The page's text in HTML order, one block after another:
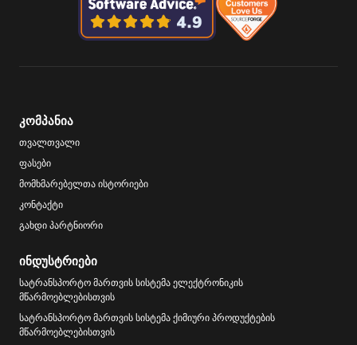
კომპანია
თვალთვალი
ფასები
მომხმარებელთა ისტორიები
კონტაქტი
გახდი პარტნიორი
ინდუსტრიები
სატრანსპორტო მართვის სისტემა ელექტრონიკის
მწარმოებლებისთვის
სატრანსპორტო მართვის სისტემა ქიმიური პროდუქტების
მწარმოებლებისთვის